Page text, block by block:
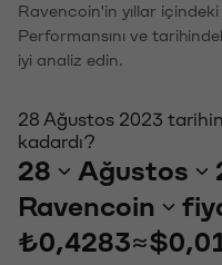
Ravencoin'in yıllar
Performansını ve
iyi analiz edin.
28 Ağustos 2023
kadardı?
28 Ağustos
Ravencoin
₺0,4283≈